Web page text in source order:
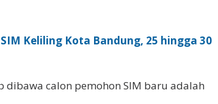
Keliling Kota Bandung, 25 hingga 30
calon pemohon SIM baru adalah